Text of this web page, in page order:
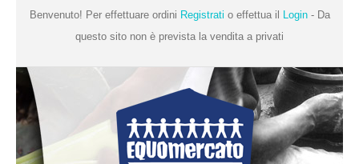
Benvenuto! Per effettuare ordini Registrati o effettua il Login- Da
questo sito non è prevista la vendita a privati